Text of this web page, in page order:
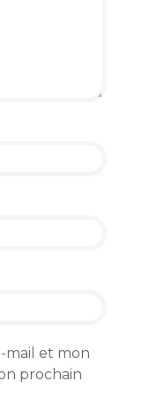
mail et mon
prochain